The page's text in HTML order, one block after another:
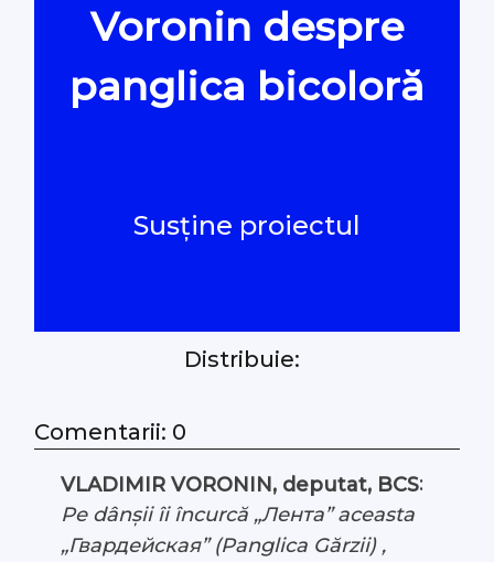
#PeScurt din Parlament
#PeScurt din CMC
Despre noi
Contacte
Voronin despre
panglica bicoloră
Susține proiectul
Distribuie:
Comentarii: 0
VLADIMIR VORONIN, deputat, BCS:
Pe dânșii îi încurcă „Лента” aceasta
„Гвардейская” (Panglica Gărzii) ,